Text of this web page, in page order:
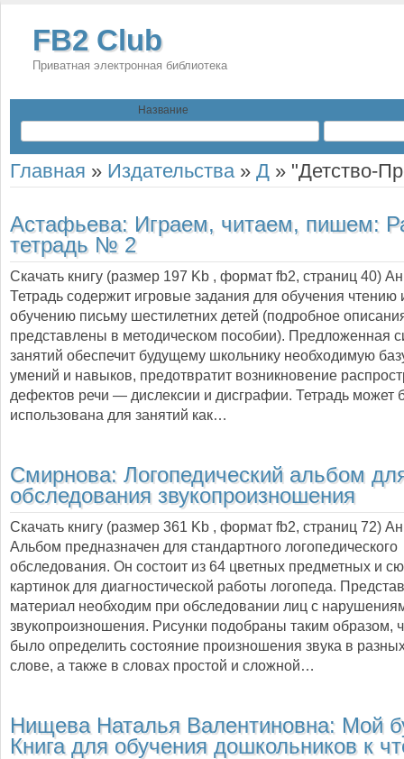
FB2 Club
Приватная электронная библиотека
Название
Главная » Издательства» Д » "Детство-
Астафьева: Играем, читаем, пишем:
тетрадь № 2
Скачать книгу (размер 197 Kb , формат fb2, страниц 40)
Тетрадь содержит игровые задания для обучения чтению
обучению письму шестилетних детей (подробное
представлены в методическом пособии). Предложенная
занятий обеспечит будущему школьнику необходимую
умений и навыков, предотвратит возникновение
дефектов речи — дислексии и дисграфии. Тетрадь может
использована для занятий как…
Смирнова: Логопедический альбом
обследования звукопроизношения
Скачать книгу (размер 361 Kb , формат fb2, страниц 72)
Альбом предназначен для стандартного логопедического
обследования. Он состоит из 64 цветных предметных и
картинок для диагностической работы логопеда.
материал необходим при обследовании лиц с
звукопроизношения. Рисунки подобраны таким образом,
было определить состояние произношения звука в
слове, а также в словах простой и сложной…
Нищева Наталья Валентиновна: Мой
Книга для обучения дошкольников к